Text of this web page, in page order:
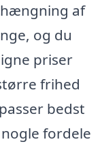
af
og du
priser
frihed
bedst
fordele